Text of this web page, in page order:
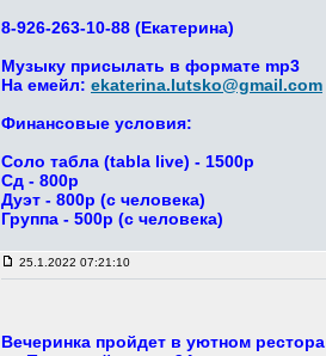
8-926-263-10-88 (Екатерина)
Музыку присылать в формате mp3
На емейл: ekaterina.lutsko@gmail.com
Финансовые условия:
Соло табла (tabla live) - 1500р
Сд - 800р
Дуэт - 800р (с человека)
Группа - 500р (с человека)
25.1.2022 07:21:10
Вечеринка пройдет в уютном